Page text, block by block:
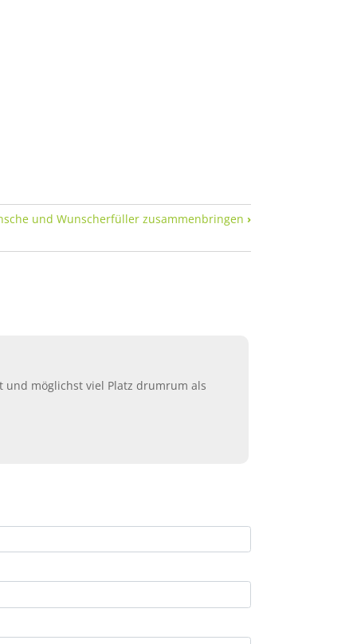
und Wunscherfüller zusammenbringen ›
und möglichst viel Platz drumrum als